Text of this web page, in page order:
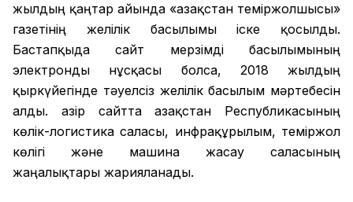
жылдың қаңтар айында «Қазақстан теміржолшысы»
газетінің желілік басылымы іске қосылды.
Бастапқыда сайт мерзімді басылымының
электронды нұсқасы болса, 2018 жылдың
қыркүйегінде тәуелсіз желілік басылым мәртебесін
алды. Қазір сайтта Қазақстан Республикасының
көлік-логистика саласы, инфрақұрылым, теміржол
көлігі және машина жасау саласының
жаңалықтары жарияланады.